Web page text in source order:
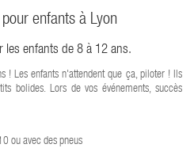
enfants à Lyon
les enfants de 8 à 12 ans.
! Les enfants n'attendent que ça, piloter ! Ils
bolides. Lors de vos événements, succès
ou avec des pneus